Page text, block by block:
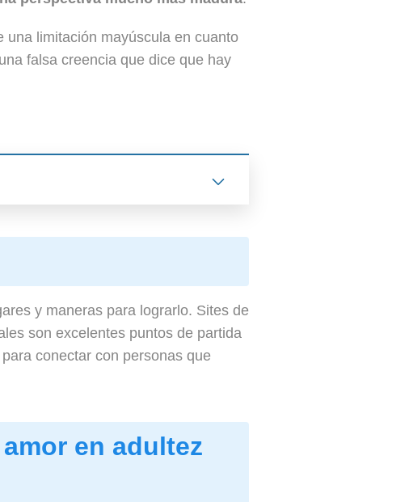
una limitación mayúscula en cuanto
falsa creencia que dice que hay
y maneras para lograrlo. Sites de
son excelentes puntos de partida
conectar con personas que
en adultez